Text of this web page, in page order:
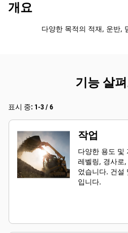
개요
다양한 목적의 적재, 운반,
기능 살펴
표시 중: 1-3 / 6
작업
다양한 용도 및
레벨링, 경사로
었습니다. 건설
입니다.